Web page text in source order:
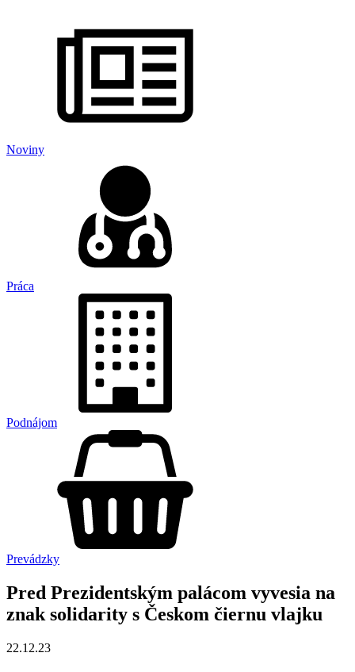
Noviny
Práca
Podnájom
Prevádzky
Pred Prezidentským palácom vyvesia na
znak solidarity s Českom čiernu vlajku
22.12.23